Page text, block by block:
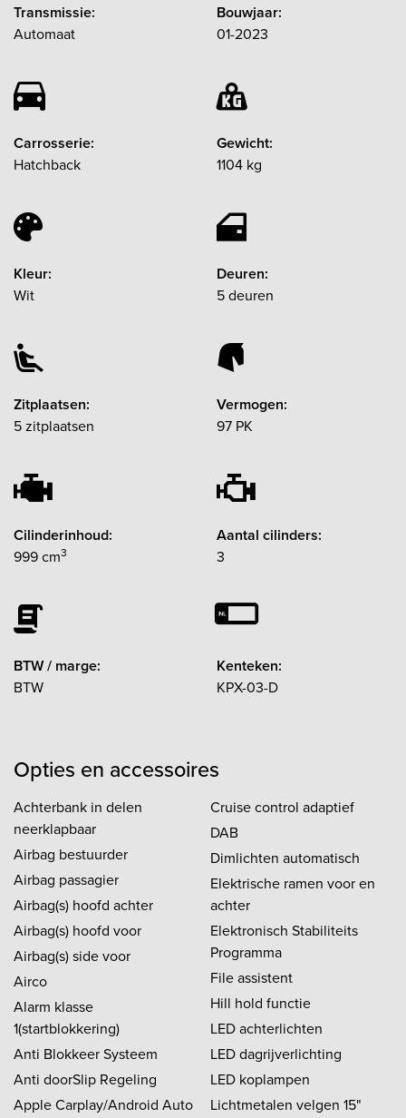
Transmissie:
Automaat
Bouwjaar:
01-2023
Carrosserie:
Hatchback
Gewicht:
1104 kg
Kleur:
Wit
Deuren:
5 deuren
Zitplaatsen:
5 zitplaatsen
Vermogen:
97 PK
Cilinderinhoud:
999 cm3
Aantal cilinders:
3
BTW / marge:
BTW
Kenteken:
KPX-03-D
Opties en accessoires
Achterbank in delen
neerklapbaar
Airbag bestuurder
Airbag passagier
Airbag(s) hoofd achter
Airbag(s) hoofd voor
Airbag(s) side voor
Airco
Alarm klasse
1(startblokkering)
Anti Blokkeer Systeem
Anti doorSlip Regeling
Apple Carplay/Android Auto
Cruise control adaptief
DAB
Dimlichten automatisch
Elektrische ramen voor en
achter
Elektronisch Stabiliteits
Programma
File assistent
Hill hold functie
LED achterlichten
LED dagrijverlichting
LED koplampen
Lichtmetalen velgen 15"